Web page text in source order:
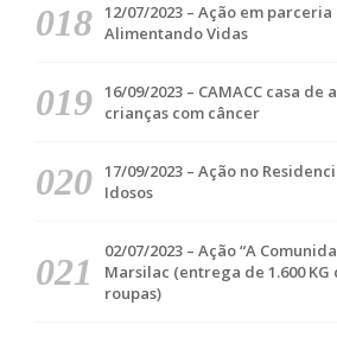
12/07/2023 – Ação em parceria
Alimentando Vidas
16/09/2023 – CAMACC casa
crianças com câncer
17/09/2023 – Ação no
Idosos
02/07/2023 – Ação “A
Marsilac (entrega de 1.600
roupas)